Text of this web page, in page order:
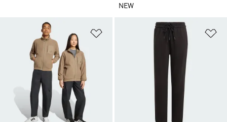
NEW
ほしいものリストに追加